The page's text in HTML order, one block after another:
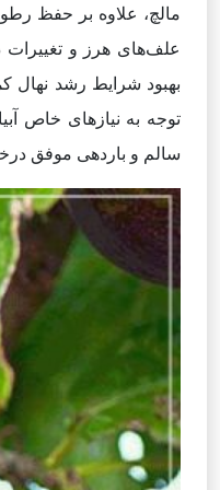
مالچ، علاوه بر حفظ
علف‌های هرز و تغییرات
بهبود شرایط رشد نهال
توجه به نیازهای خاص
سالم و باردهی موفق